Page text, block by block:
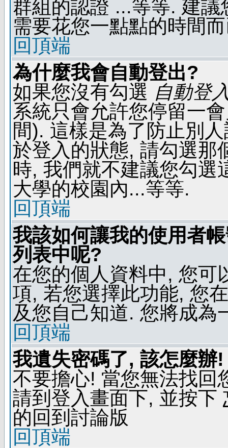
群組的認證 ...等等. 建
需要花您一點點的時間
回頂端
為什麼我會自動登出?
如果您沒有勾選 自動登
系統只會允許您停留一
間). 這樣是為了防止別
於登入的狀態, 請勾選那
時, 我們就不建議您勾選
大學的校園內...等等.
回頂端
我該如何讓我的使用者
列表中呢?
在您的個人資料中, 您可
項, 若您選擇此功能, 您
及您自己知道. 您將成為
回頂端
我遺失密碼了, 該怎麼辦!
不要擔心! 當您無法找回
請到登入畫面下, 並按下
的回到討論版
回頂端